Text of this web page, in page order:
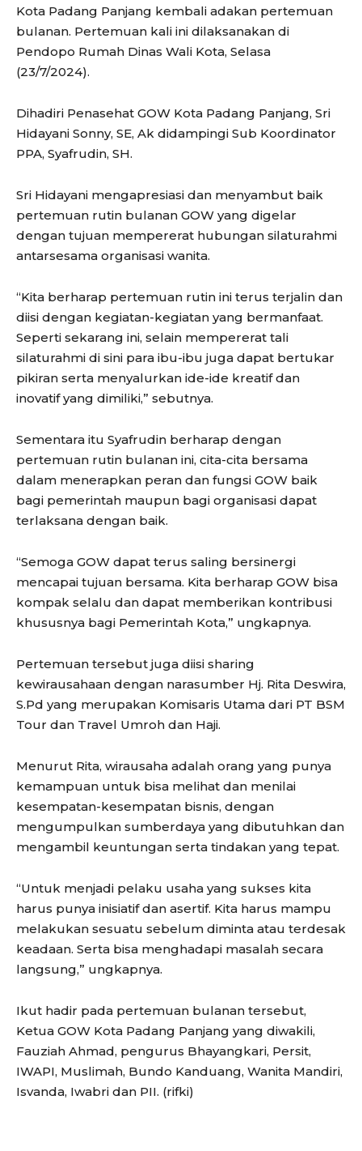
Kota Padang Panjang kembali adakan pertemuan
bulanan. Pertemuan kali ini dilaksanakan di
Pendopo Rumah Dinas Wali Kota, Selasa
(23/7/2024).
Dihadiri Penasehat GOW Kota Padang Panjang, Sri
Hidayani Sonny, SE, Ak didampingi Sub Koordinator
PPA, Syafrudin, SH.
Sri Hidayani mengapresiasi dan menyambut baik
pertemuan rutin bulanan GOW yang digelar
dengan tujuan mempererat hubungan silaturahmi
antarsesama organisasi wanita.
“Kita berharap pertemuan rutin ini terus terjalin dan
diisi dengan kegiatan-kegiatan yang bermanfaat.
Seperti sekarang ini, selain mempererat tali
silaturahmi di sini para ibu-ibu juga dapat bertukar
pikiran serta menyalurkan ide-ide kreatif dan
inovatif yang dimiliki,” sebutnya.
Sementara itu Syafrudin berharap dengan
pertemuan rutin bulanan ini, cita-cita bersama
dalam menerapkan peran dan fungsi GOW baik
bagi pemerintah maupun bagi organisasi dapat
terlaksana dengan baik.
“Semoga GOW dapat terus saling bersinergi
mencapai tujuan bersama. Kita berharap GOW bisa
kompak selalu dan dapat memberikan kontribusi
khususnya bagi Pemerintah Kota,” ungkapnya.
Pertemuan tersebut juga diisi sharing
kewirausahaan dengan narasumber Hj. Rita Deswira,
S.Pd yang merupakan Komisaris Utama dari PT BSM
Tour dan Travel Umroh dan Haji.
Menurut Rita, wirausaha adalah orang yang punya
kemampuan untuk bisa melihat dan menilai
kesempatan-kesempatan bisnis, dengan
mengumpulkan sumberdaya yang dibutuhkan dan
mengambil keuntungan serta tindakan yang tepat.
“Untuk menjadi pelaku usaha yang sukses kita
harus punya inisiatif dan asertif. Kita harus mampu
melakukan sesuatu sebelum diminta atau terdesak
keadaan. Serta bisa menghadapi masalah secara
langsung,” ungkapnya.
Ikut hadir pada pertemuan bulanan tersebut,
Ketua GOW Kota Padang Panjang yang diwakili,
Fauziah Ahmad, pengurus Bhayangkari, Persit,
IWAPI, Muslimah, Bundo Kanduang, Wanita Mandiri,
Isvanda, Iwabri dan PII. (rifki)